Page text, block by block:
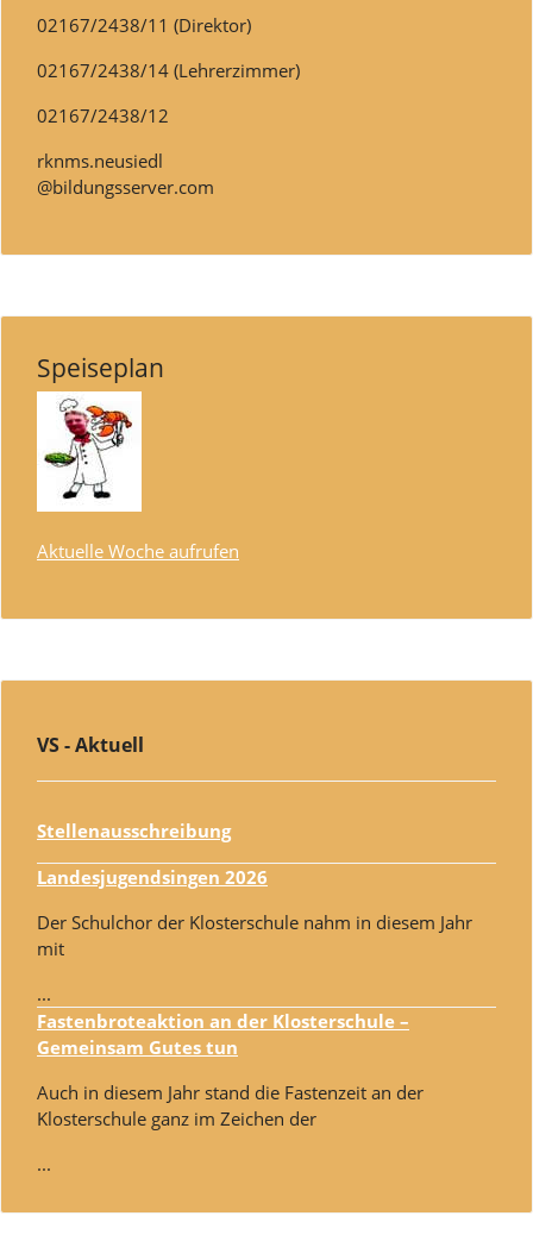
02167/2438/11 (Direktor)
02167/2438/14 (Lehrerzimmer)
02167/2438/12
rknms.neusiedl
@bildungsserver.com
Speiseplan
Aktuelle Woche aufrufen
VS - Aktuell
Stellenausschreibung
Landesjugendsingen 2026
Der Schulchor der Klosterschule nahm in diesem Jahr
mit
...
Fastenbroteaktion an der Klosterschule –
Gemeinsam Gutes tun
Auch in diesem Jahr stand die Fastenzeit an der
Klosterschule ganz im Zeichen der
...